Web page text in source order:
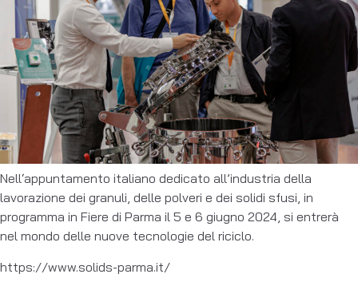
Nell‘appuntamento italiano dedicato all’industria della
lavorazione dei granuli, delle polveri e dei solidi sfusi, in
programma in Fiere di Parma il 5 e 6 giugno 2024, si entrerà
nel mondo delle nuove tecnologie del riciclo.
https://www.solids-parma.it/